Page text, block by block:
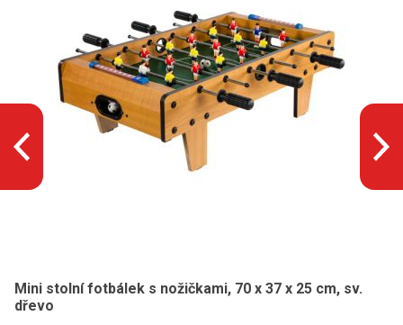
Mini stolní fotbálek s nožičkami, 70 x 37 x 25 cm, sv.
dřevo